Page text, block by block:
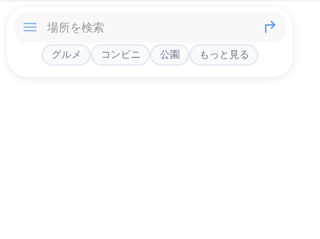
グルメ コンビニ 公園 もっと見る